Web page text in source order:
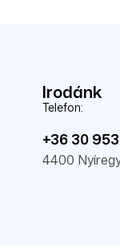
Irodánk
Telefon:
+36 30
4400